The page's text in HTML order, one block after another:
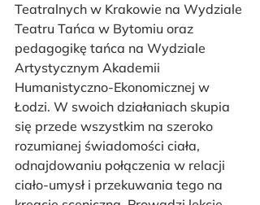
Teatralnych w Krakowie na Wydziale
Teatru Tańca w Bytomiu oraz
pedagogikę tańca na Wydziale
Artystycznym Akademii
Humanistyczno-Ekonomicznej w
Łodzi. W swoich działaniach skupia
się przede wszystkim na szeroko
rozumianej świadomości ciała,
odnajdowaniu połączenia w relacji
ciało-umysł i przekuwania tego na